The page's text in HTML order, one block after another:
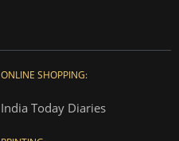
ONLINE SHOPPING:
India Today Diaries